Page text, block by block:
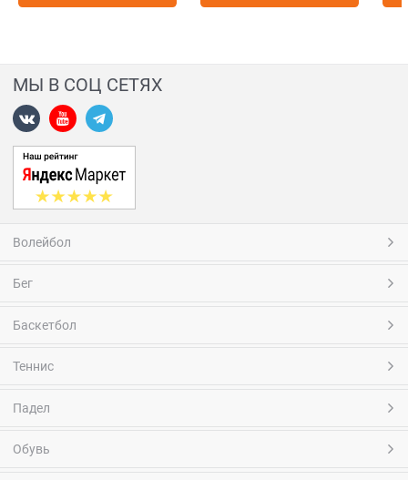
МЫ В СОЦ СЕТЯХ
Волейбол
Бег
Баскетбол
Теннис
Падел
Обувь